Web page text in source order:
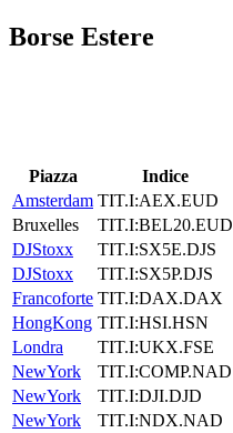
Borse Estere
Piazza Indice
Amsterdam TIT.I:AEX.EUD
Bruxelles
TIT.I:BEL20.EUD
DJStoxx
TIT.I:SX5E.DJS
DJStoxx
TIT.I:SX5P.DJS
Francoforte TIT.I:DAX.DAX
HongKong TIT.I:HSI.HSN
Londra
TIT.I:UKX.FSE
NewYork
TIT.I:COMP.NAD
NewYork
TIT.I:DJI.DJD
NewYork
TIT.I:NDX.NAD